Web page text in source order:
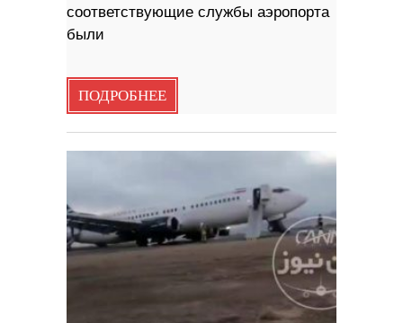
соответствующие службы аэропорта
были
ПОДРОБНЕЕ